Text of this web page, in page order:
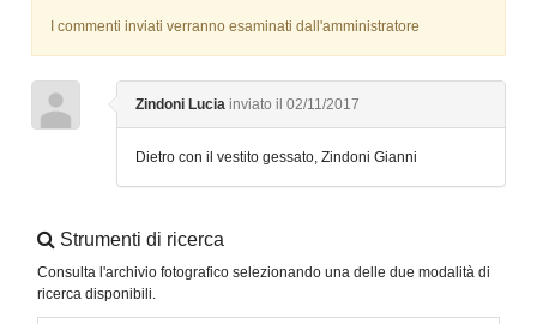
I commenti inviati verranno esaminati dall'amministratore
Zindoni Lucia inviato il 02/11/2017
Dietro con il vestito gessato, Zindoni Gianni
Strumenti di ricerca
Consulta l'archivio fotografico selezionando una delle due modalità di
ricerca disponibili.